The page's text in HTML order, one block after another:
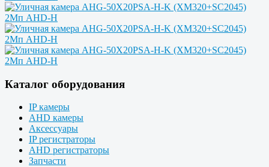
Каталог оборудования
IP камеры
AHD камеры
Аксессуары
IP регистраторы
AHD регистраторы
Запчасти